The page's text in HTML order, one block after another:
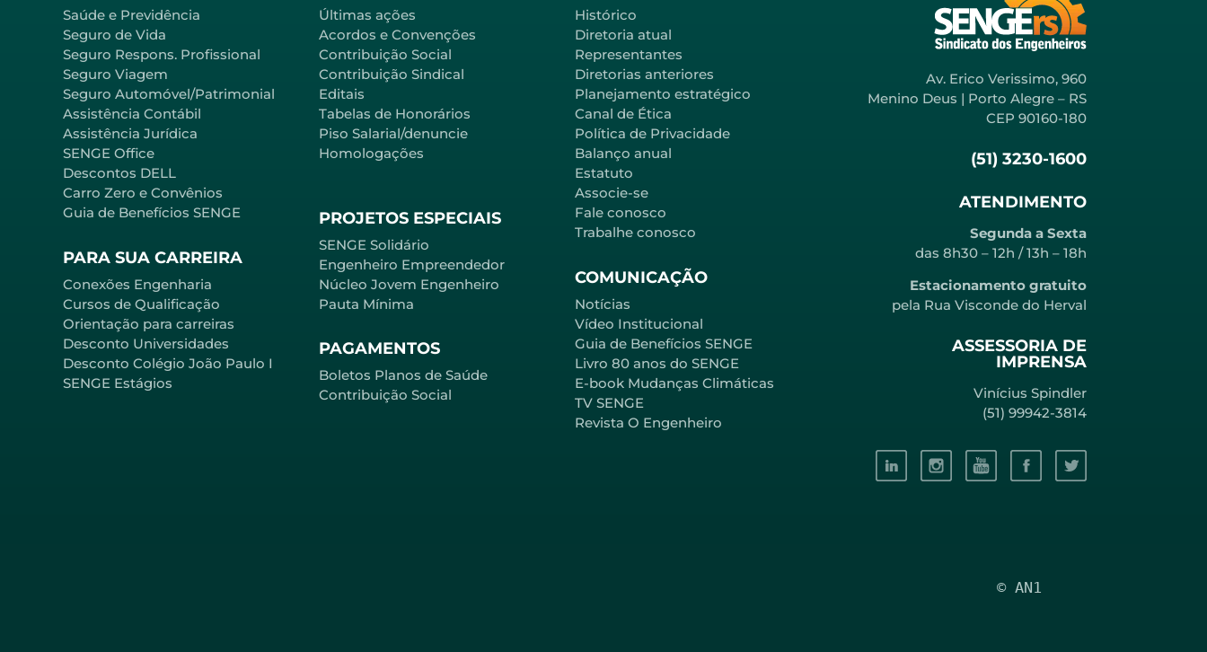
Saúde e Previdência
Seguro de Vida
Seguro Respons. Profissional
Seguro Viagem
Seguro Automóvel/Patrimonial
Assistência Contábil
Assistência Jurídica
SENGE Office
Descontos DELL
Carro Zero e Convênios
Guia de Benefícios SENGE
PARA SUA CARREIRA
Conexões Engenharia
Cursos de Qualificação
Orientação para carreiras
Desconto Universidades
Desconto Colégio João Paulo I
SENGE Estágios
Últimas ações
Acordos e Convenções
Contribuição Social
Contribuição Sindical
Editais
Tabelas de Honorários
Piso Salarial/denuncie
Homologações
PROJETOS ESPECIAIS
SENGE Solidário
Engenheiro Empreendedor
Núcleo Jovem Engenheiro
Pauta Mínima
PAGAMENTOS
Boletos Planos de Saúde
Contribuição Social
Histórico
Diretoria atual
Representantes
Diretorias anteriores
Planejamento estratégico
Canal de Ética
Política de Privacidade
Balanço anual
Estatuto
Associe-se
Fale conosco
Trabalhe conosco
COMUNICAÇÃO
Notícias
Vídeo Institucional
Guia de Benefícios SENGE
Livro 80 anos do SENGE
E-book Mudanças Climáticas
TV SENGE
Revista O Engenheiro
Av. Erico Verissimo, 960
Menino Deus | Porto Alegre – RS
CEP 90160-180
(51) 3230-1600
ATENDIMENTO
Segunda a Sexta
das 8h30 – 12h / 13h – 18h
Estacionamento gratuito
pela Rua Visconde do Herval
ASSESSORIA DE
IMPRENSA
Vinícius Spindler
(51) 99942-3814
© AN1